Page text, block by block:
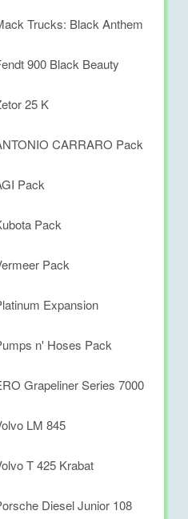
Trucks: Black Anthem
900 Black Beauty
25 K
CARRARO Pack
Pack
Pack
Pack
Expansion
n' Hoses Pack
Grapeliner Series 7000
- Volvo LM 845
T 425 Krabat
Diesel Junior 108